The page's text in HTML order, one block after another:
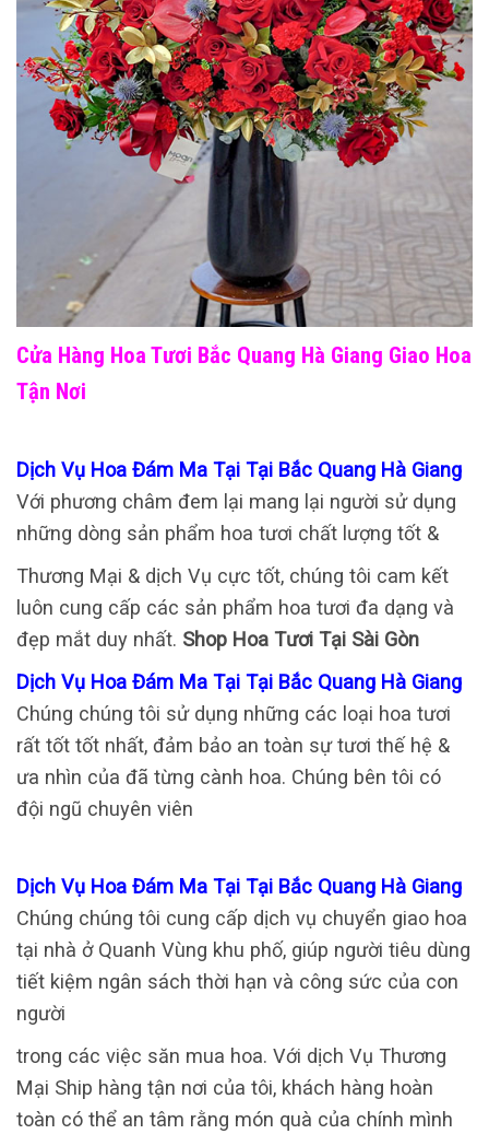
Cửa Hàng Hoa Tươi Bắc Quang Hà Giang Giao Hoa
Tận Nơi
Dịch Vụ Hoa Đám Ma Tại Tại Bắc Quang Hà Giang
Với phương châm đem lại mang lại người sử dụng
những dòng sản phẩm hoa tươi chất lượng tốt &
Thương Mại & dịch Vụ cực tốt, chúng tôi cam kết
luôn cung cấp các sản phẩm hoa tươi đa dạng và
đẹp mắt duy nhất. Shop Hoa Tươi Tại Sài Gòn
Dịch Vụ Hoa Đám Ma Tại Tại Bắc Quang Hà Giang
Chúng chúng tôi sử dụng những các loại hoa tươi
rất tốt tốt nhất, đảm bảo an toàn sự tươi thế hệ &
ưa nhìn của đã từng cành hoa. Chúng bên tôi có
đội ngũ chuyên viên
Dịch Vụ Hoa Đám Ma Tại Tại Bắc Quang Hà Giang
Chúng chúng tôi cung cấp dịch vụ chuyển giao hoa
tại nhà ở Quanh Vùng khu phố, giúp người tiêu dùng
tiết kiệm ngân sách thời hạn và công sức của con
người
trong các việc săn mua hoa. Với dịch Vụ Thương
Mại Ship hàng tận nơi của tôi, khách hàng hoàn
toàn có thể an tâm rằng món quà của chính mình